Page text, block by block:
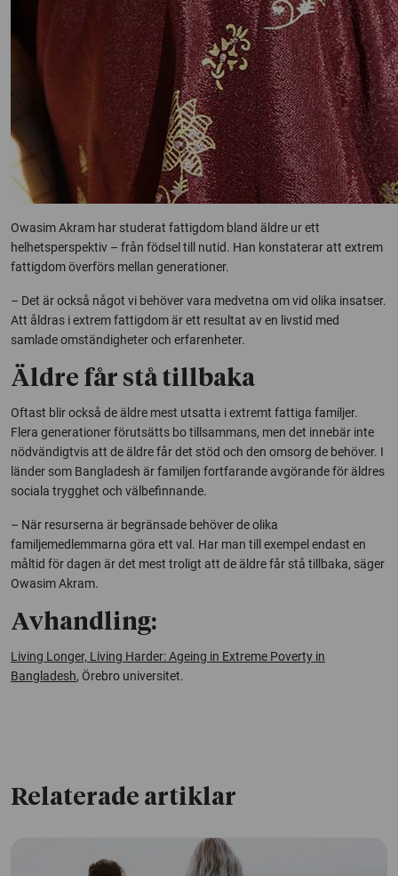
Owasim Akram har studerat fattigdom bland äldre ur ett
helhetsperspektiv – från födsel till nutid. Han konstaterar att extrem
fattigdom överförs mellan generationer.
– Det är också något vi behöver vara medvetna om vid olika insatser.
Att åldras i extrem fattigdom är ett resultat av en livstid med
samlade omständigheter och erfarenheter.
Äldre får stå tillbaka
Oftast blir också de äldre mest utsatta i extremt fattiga familjer.
Flera generationer förutsätts bo tillsammans, men det innebär inte
nödvändigtvis att de äldre får det stöd och den omsorg de behöver. I
länder som Bangladesh är familjen fortfarande avgörande för äldres
sociala trygghet och välbefinnande.
– När resurserna är begränsade behöver de olika
familjemedlemmarna göra ett val. Har man till exempel endast en
måltid för dagen är det mest troligt att de äldre får stå tillbaka, säger
Owasim Akram.
Avhandling:
Living Longer, Living Harder: Ageing in Extreme Poverty in
Bangladesh, Örebro universitet.
Relaterade artiklar